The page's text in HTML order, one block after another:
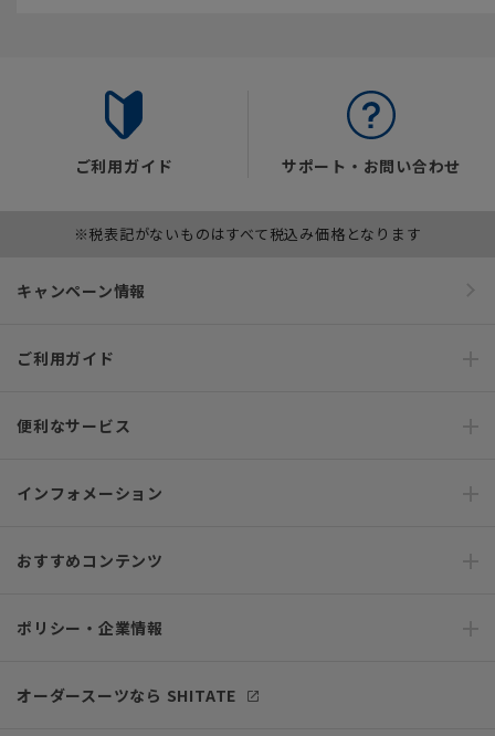
ご利用ガイド サポート・お問い合わせ
※税表記がないものはすべて税込み価格となります
キャンペーン情報
ご利用ガイド
便利なサービス
インフォメーション
おすすめコンテンツ
ポリシー・企業情報
オーダースーツなら SHITATE